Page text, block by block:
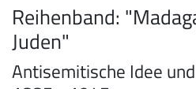
All of DSpace
Reihenband:
Juden"
Antisemitische Idee